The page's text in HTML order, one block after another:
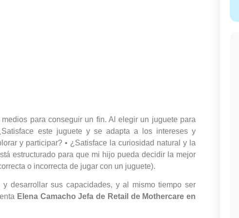
para conseguir un fin. Al elegir un juguete para
este juguete y se adapta a los intereses y
y participar? • ¿Satisface la curiosidad natural y la
estructurado para que mi hijo pueda decidir la mejor
o incorrecta de jugar con un juguete).
desarrollar sus capacidades, y al mismo tiempo ser
Elena Camacho Jefa de Retail de Mothercare en